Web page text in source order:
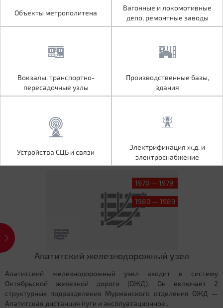
Вагонные и локомотивные
Вокзалы, транспортно-
пересадочные узлы
Производственные базы,
Электрификация ж.д. и
электроснабжение
Объекты метрополитена
Вагонные и локомотивные
депо, ремонтные заводы
Вокзалы, транспортно-
пересадочные узлы
Производственные базы,
здания
Устройства СЦБ и связи
Электрификация ж.д. и
электроснабжение
1970 — 1979
1980 — 1989
Апатитский железнодорожный узел
Апатитский железнодорожный узел входит в систему
Октябрьской железной дороги (ОЖД). Он включает 2
структурных подразделения Мурманского отделения ОЖД —
Апатитская дистанция пути и эксплуатационное...